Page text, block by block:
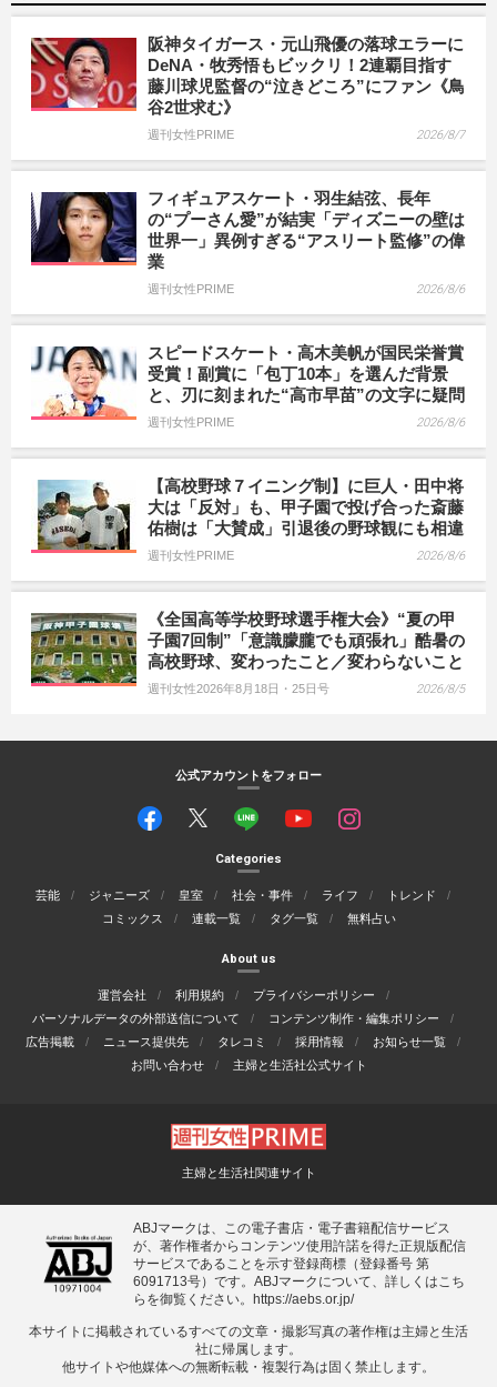
阪神タイガース・元山飛優の落球エラーに
DeNA・牧秀悟もビックリ！2連覇目指す
藤川球児監督の“泣きどころ”にファン《鳥
谷2世求む》
週刊女性PRIME 2026/8/7
フィギュアスケート・羽生結弦、長年
の“プーさん愛”が結実「ディズニーの壁は
世界一」異例すぎる“アスリート監修”の偉
業
週刊女性PRIME 2026/8/6
スピードスケート・高木美帆が国民栄誉賞
受賞！副賞に「包丁10本」を選んだ背景
と、刃に刻まれた“高市早苗”の文字に疑問
週刊女性PRIME 2026/8/6
【高校野球７イニング制】に巨人・田中将
大は「反対」も、甲子園で投げ合った斎藤
佑樹は「大賛成」引退後の野球観にも相違
週刊女性PRIME 2026/8/6
《全国高等学校野球選手権大会》“夏の甲
子園7回制”「意識朦朧でも頑張れ」酷暑の
高校野球、変わったこと／変わらないこと
週刊女性2026年8月18日・25日号 2026/8/5
公式アカウントをフォロー
Categories
芸能 ジャニーズ 皇室 社会・事件 ライフ
トレンド
コミックス
連載一覧 タグ一覧 無料占い
About us
運営会社 利用規約
プライバシーポリシー
パーソナルデータの外部送信について
コンテンツ制作・編集ポリシー
広告掲載
ニュース提供先 タレコミ 採用情報
お知らせ一覧
お問い合わせ
主婦と生活社公式サイト
主婦と生活社関連サイト
ABJマークは、この電子書店・電子書籍配信サービス
が、著作権者からコンテンツ使用許諾を得た正規版配信
サービスであることを示す登録商標（登録番号 第
6091713号）です。ABJマークについて、詳しくはこち
らを御覧ください。
https://aebs.or.jp/
本サイトに掲載されているすべての⽂章・撮影写真の著作権は主婦と⽣活
社に帰属します。
他サイトや他媒体への無断転載・複製⾏為は固く禁⽌します。